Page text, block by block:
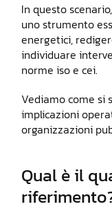
In questo
uno strumento
energetici,
individuare
norme iso e cei.
Vediamo come si
implicazioni
organizzazioni
Qual è il